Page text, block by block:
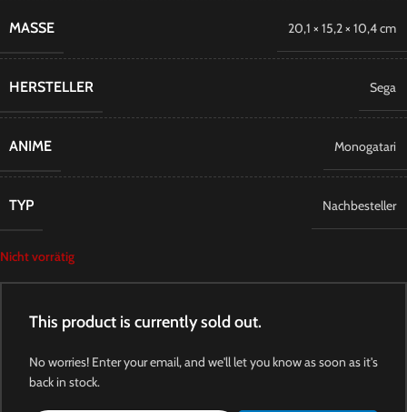
MASSE 20,1 × 15,2 × 10,4 cm
HERSTELLER Sega
ANIME Monogatari
TYP Nachbesteller
Nicht vorrätig
This product is currently sold out.
No worries! Enter your email, and we'll let you know as soon as it's
back in stock.